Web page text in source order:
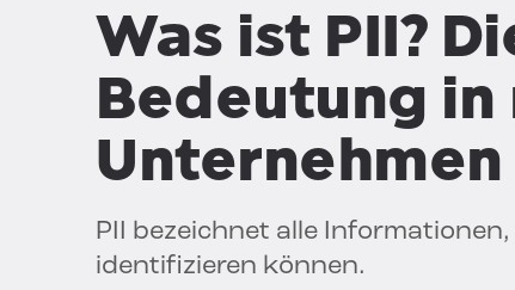
Was ist PII?
Bedeutung
Unternehmen
PII bezeichnet alle
identifizieren können.